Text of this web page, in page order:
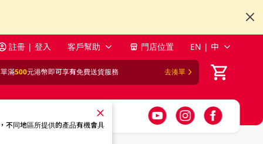
註冊 | 登入 客戶幫助 門店位置 EN | 中
滿500元港幣即可享有免費送貨服務 去湊單
不同地區所提供的產品有機會具